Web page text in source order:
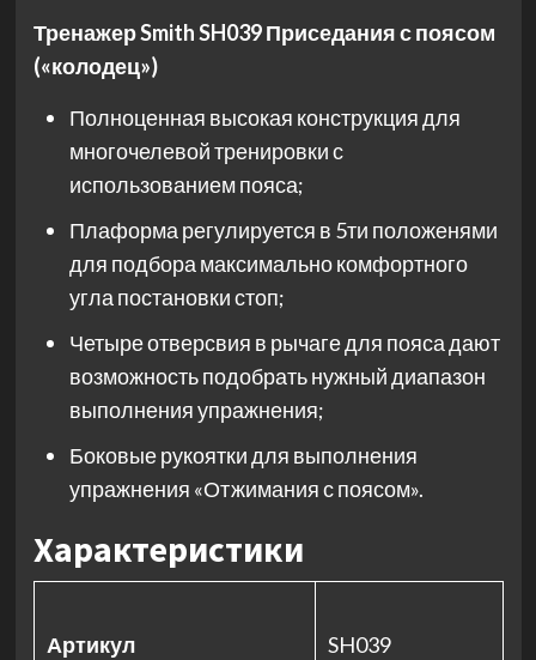
Тренажер Smith SH039 Приседания с поясом
(«колодец»)
Полноценная высокая конструкция для
многочелевой тренировки с
использованием пояса;
Плаформа регулируется в 5ти положенями
для подбора максимально комфортного
угла постановки стоп;
Четыре отверсвия в рычаге для пояса дают
возможность подобрать нужный диапазон
выполнения упражнения;
Боковые рукоятки для выполнения
упражнения «Отжимания с поясом».
Характеристики
Артикул SH039